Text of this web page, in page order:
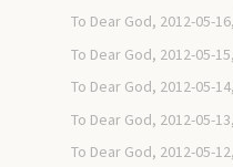
To Dear God, 2012-05-
To Dear God, 2012-05-
To Dear God, 2012-05-
To Dear God, 2012-05-
To Dear God, 2012-05-